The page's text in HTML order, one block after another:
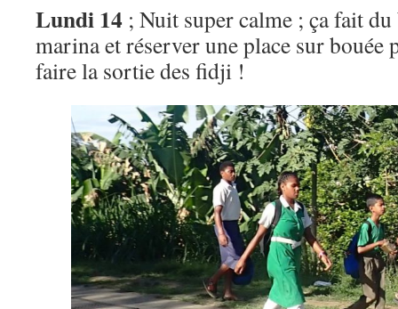
Lundi 14 ; Nuit super calme ; ça fait
marina et réserver une place sur bouée
faire la sortie des fidji !